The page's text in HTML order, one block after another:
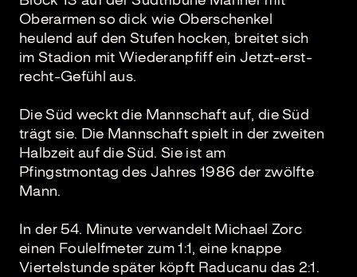
Oberarmen so dick wie Oberschenkel
heulend auf den Stufen hocken, breitet sich
im Stadion mit Wiederanpfiff ein Jetzt-erst-
recht-Gefühl aus.
Die Süd weckt die Mannschaft auf, die Süd
trägt sie. Die Mannschaft spielt in der zweiten
Halbzeit auf die Süd. Sie ist am
Pfingstmontag des Jahres 1986 der zwölfte
Mann.
In der 54. Minute verwandelt Michael Zorc
einen Foulelfmeter zum 1:1, eine knappe
Viertelstunde später köpft Raducanu das 2:1.